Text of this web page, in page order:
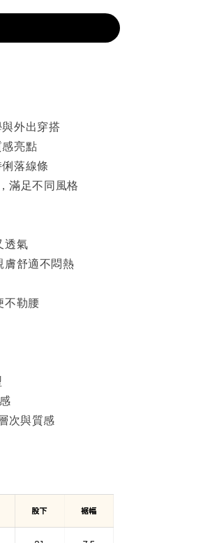
外出穿搭
感亮點
落線條
滿足不同風格
透氣
舒適不悶熱
不勒腰
次與質感